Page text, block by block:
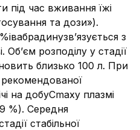
під час вживання їжі
та дози»).
з
розподілу у стадії
близько 100 л. При
на добуCmaxу плазмі
%). Середня
стабільної